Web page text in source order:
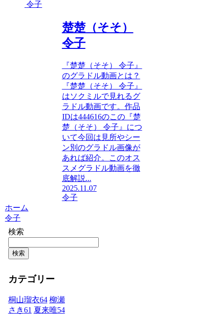
令子
楚楚（そそ）
令子
『楚楚（そそ） 令子』
のグラドル動画とは？
『楚楚（そそ） 令子』
はソクミルで見れるグ
ラドル動画です。作品
IDは444616のこの『楚
楚（そそ） 令子』につ
いて今回は見所やシー
ン別のグラドル画像が
あれば紹介。このオス
スメグラドル動画を徹
底解説...
2025.11.07
令子
ホーム
令子
検索
検索
カテゴリー
桐山瑠衣64 柳瀬
さき61 夏来唯54